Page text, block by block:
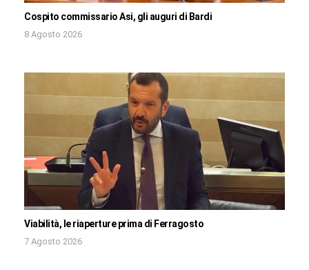
Cospito commissario Asi, gli auguri di Bardi
8 Agosto 2026
Viabilità, le riaperture prima di Ferragosto
7 Agosto 2026